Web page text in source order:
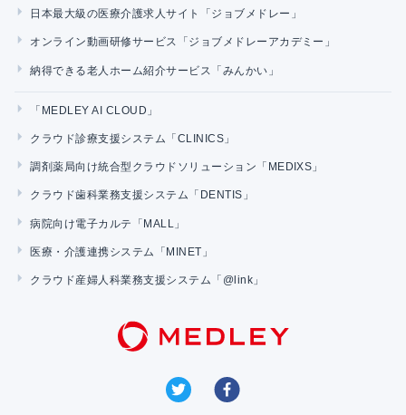
日本最大級の医療介護求人サイト「ジョブメドレー」
オンライン動画研修サービス「ジョブメドレーアカデミー」
納得できる老人ホーム紹介サービス「みんかい」
「MEDLEY AI CLOUD」
クラウド診療支援システム「CLINICS」
調剤薬局向け統合型クラウドソリューション「MEDIXS」
クラウド歯科業務支援システム「DENTIS」
病院向け電子カルテ「MALL」
医療・介護連携システム「MINET」
クラウド産婦人科業務支援システム「@link」